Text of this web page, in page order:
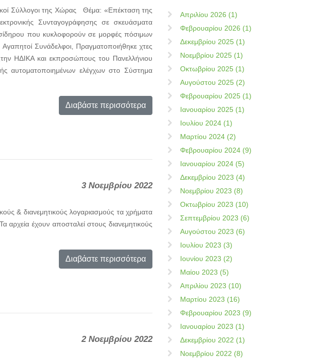
Σύλλογοι της Χώρας Θέμα: «Επέκταση της
Συνταγογράφησης σε σκευάσματα
που κυκλοφορούν σε μορφές πόσιμων
Συνάδελφοι, Πραγματοποιήθηκε χτες
ΗΔΙΚΑ και εκπροσώπους του Πανελλήνιου
αυτοματοποιημένων ελέγχων στο Σύστημα
Διαβάστε περισσότερα
3 Νοεμβρίου 2022
& διανεμητικούς λογαριασμούς τα χρήματα
έχουν αποσταλεί στους διανεμητικούς
Διαβάστε περισσότερα
2 Νοεμβρίου 2022
Απριλίου 2026 (1)
Φεβρουαρίου 2026 (1)
Δεκεμβρίου 2025 (1)
Νοεμβρίου 2025 (1)
Οκτωβρίου 2025 (1)
Αυγούστου 2025 (2)
Φεβρουαρίου 2025 (1)
Ιανουαρίου 2025 (1)
Ιουλίου 2024 (1)
Μαρτίου 2024 (2)
Φεβρουαρίου 2024 (9)
Ιανουαρίου 2024 (5)
Δεκεμβρίου 2023 (4)
Νοεμβρίου 2023 (8)
Οκτωβρίου 2023 (10)
Σεπτεμβρίου 2023 (6)
Αυγούστου 2023 (6)
Ιουλίου 2023 (3)
Ιουνίου 2023 (2)
Μαίου 2023 (5)
Απριλίου 2023 (10)
Μαρτίου 2023 (16)
Φεβρουαρίου 2023 (9)
Ιανουαρίου 2023 (1)
Δεκεμβρίου 2022 (1)
Νοεμβρίου 2022 (8)